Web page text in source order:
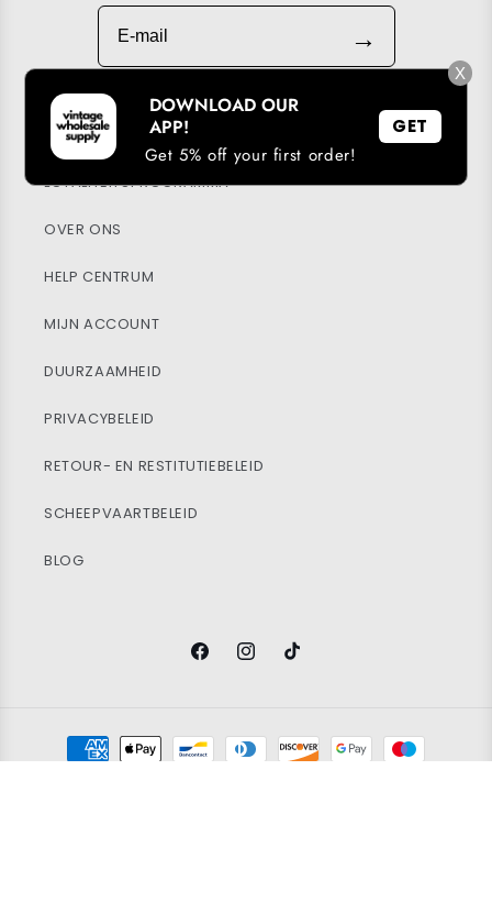
E-mail
→
DOWNLOAD ONZE APP
LOYALITEITSPROGRAMMA
OVER ONS
HELP CENTRUM
MIJN ACCOUNT
DUURZAAMHEID
PRIVACYBELEID
RETOUR- EN RESTITUTIEBELEID
SCHEEPVAARTBELEID
BLOG
FacebookInstagramTikTok
Betaalmethoden
X
DOWNLOAD OUR
APP!
Get 5% off your first order!
GET